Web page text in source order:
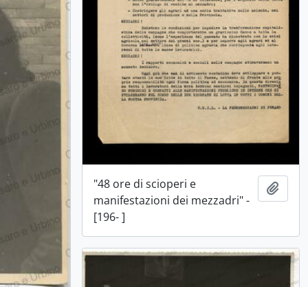
"48 ore di scioperi e
manifestazioni dei mezzadri" -
[196- ]